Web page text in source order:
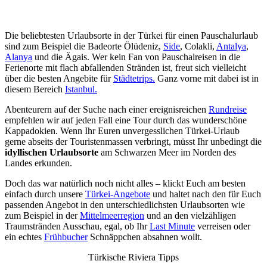
Die beliebtesten Urlaubsorte in der Türkei für einen Pauschalurlaub
sind zum Beispiel die Badeorte Ölüdeniz, Side, Colakli, Antalya,
Alanya und die Ägais. Wer kein Fan von Pauschalreisen in die
Ferienorte mit flach abfallenden Stränden ist, freut sich vielleicht
über die besten Angebite für Städtetrips. Ganz vorne mit dabei ist in
diesem Bereich Istanbul.
Abenteurern auf der Suche nach einer ereignisreichen Rundreise
empfehlen wir auf jeden Fall eine Tour durch das wunderschöne
Kappadokien. Wenn Ihr Euren unvergesslichen Türkei-Urlaub
gerne abseits der Touristenmassen verbringt, müsst Ihr unbedingt die
idyllischen Urlaubsorte am Schwarzen Meer im Norden des
Landes erkunden.
Doch das war natürlich noch nicht alles – klickt Euch am besten
einfach durch unsere Türkei-Angebote und haltet nach den für Euch
passenden Angebot in den unterschiedlichsten Urlaubsorten wie
zum Beispiel in derMittelmeerregion und an den vielzähligen
Traumstränden Ausschau, egal, ob IhrLast Minute verreisen oder
ein echtes FrühbucherSchnäppchen absahnen wollt.
Türkische Riviera Tipps